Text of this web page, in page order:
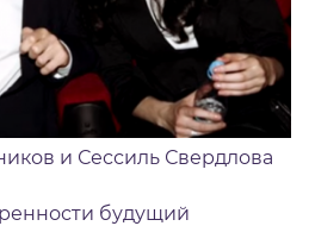
и Сессиль Свердлова
будущий